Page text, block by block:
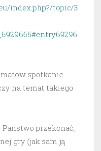
index.php?/topic/3
spotkanie
na temat takiego
przekonać,
gry (jak sam ją